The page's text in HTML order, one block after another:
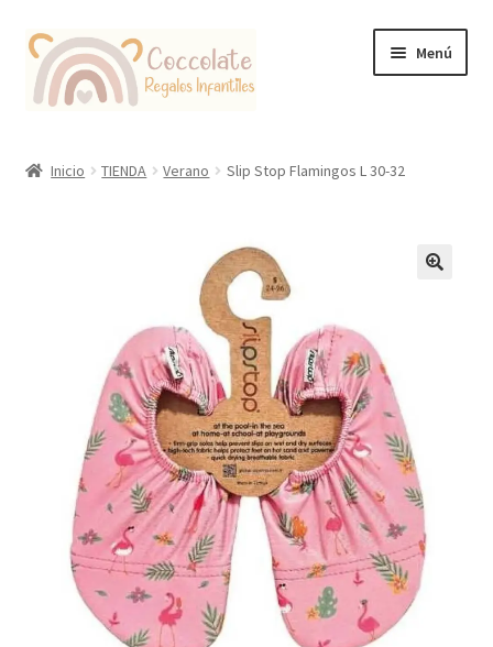
Ir
la
Ir
contenido
Menú
Inicio TIENDA Verano Slip Stop Flamingos L 30-32